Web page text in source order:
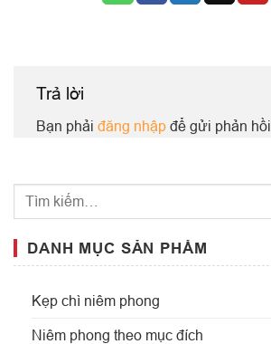
Trả lời
Bạn phải đăng nhập để gửi phản hồi.
DANH MỤC SẢN PHẨM
Kẹp chì niêm phong
Niêm phong theo mục đích